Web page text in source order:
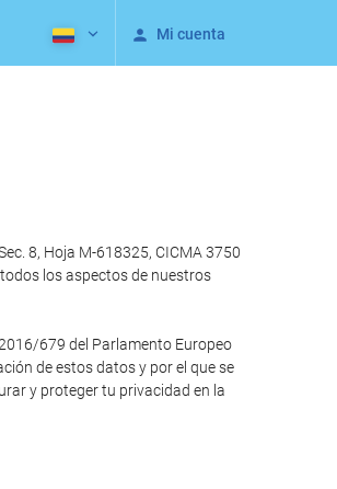
Mi cuenta
8, Hoja M-618325, CICMA 3750
los aspectos de nuestros
679 del Parlamento Europeo
de estos datos y por el que se
y proteger tu privacidad en la